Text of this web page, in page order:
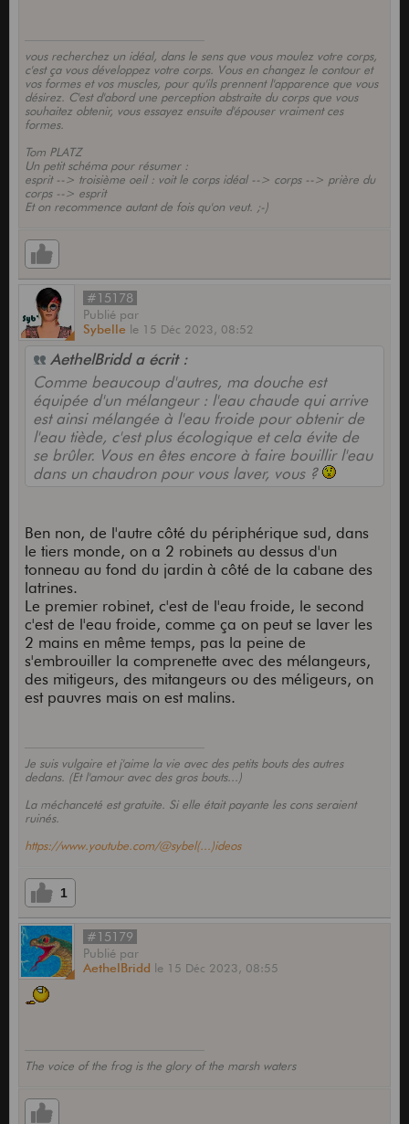
vous recherchez un idéal, dans le sens que vous moulez votre corps,
c'est ça vous développez votre corps. Vous en changez le contour et
vos formes et vos muscles, pour qu'ils prennent l'apparence que vous
désirez. C'est d'abord une perception abstraite du corps que vous
souhaitez obtenir, vous essayez ensuite d'épouser vraiment ces
formes.
Tom PLATZ
Un petit schéma pour résumer :
esprit --> troisième oeil : voit le corps idéal --> corps --> prière du
corps --> esprit
Et on recommence autant de fois qu'on veut. ;-)
#15178
Publié par
Sybelle le 15 Déc 2023, 08:52
AethelBridd a écrit :
Comme beaucoup d'autres, ma douche est
équipée d'un mélangeur : l'eau chaude qui arrive
est ainsi mélangée à l'eau froide pour obtenir de
l'eau tiède, c'est plus écologique et cela évite de
se brûler. Vous en êtes encore à faire bouillir l'eau
dans un chaudron pour vous laver, vous ?
Ben non, de l'autre côté du périphérique sud, dans
le tiers monde, on a 2 robinets au dessus d'un
tonneau au fond du jardin à côté de la cabane des
latrines.
Le premier robinet, c'est de l'eau froide, le second
c'est de l'eau froide, comme ça on peut se laver les
2 mains en même temps, pas la peine de
s'embrouiller la comprenette avec des mélangeurs,
des mitigeurs, des mitangeurs ou des méligeurs, on
est pauvres mais on est malins.
Je suis vulgaire et j'aime la vie avec des petits bouts des autres
dedans. (Et l'amour avec des gros bouts...)
La méchanceté est gratuite. Si elle était payante les cons seraient
ruinés.
https://www.youtube.com/@sybel(...)ideos
1
#15179
Publié par
AethelBridd le 15 Déc 2023, 08:55
The voice of the frog is the glory of the marsh waters